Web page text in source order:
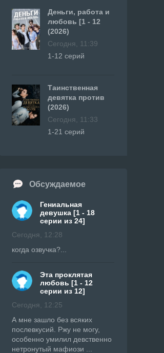
Деньги, работа и
любовь [1 - 12
(2026)
Сегодня, 11:39
1-12 серий
Таинственная
девятка против
(2026)
Сегодня, 11:33
1-21 серий
Обсуждаемое
Гениальная
девушка [1 - 18
серии из 24]
Сегодня, 12:28
когда озвучка?...
Эта проклятая
любовь [1 - 12
серии из 12]
Сегодня, 12:25
А мне зашло без всяких
послевкусий. Ржу не могу,
особенно умилил девственно
нетронутый мафиози ...